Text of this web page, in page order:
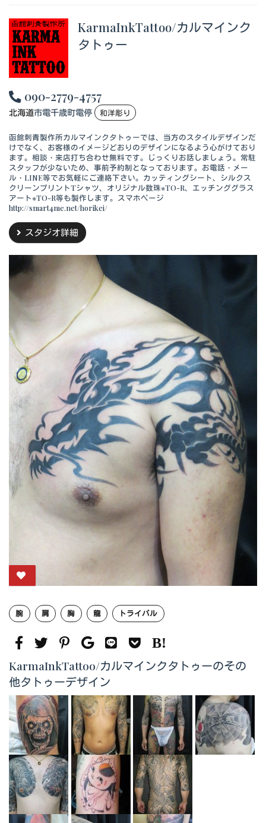
KarmaInkTattoo/カルマインク
タトゥー
090-2779-4757
北海道市電千歳町電停 和洋彫り
函館刺青製作所カルマインクタトゥーでは、当方のスタイルデザインだ
けでなく、お客様のイメージどおりのデザインになるよう心がけており
ます。相談・来店打ち合わせ無料です。じっくりお話しましょう。常駐
スタッフが少ないため、事前予約制となっております。お電話・メー
ル・LINE等でお気軽にご連絡下さい。カッティングシート、シルクス
クリーンプリントTシャツ、オリジナル数珠※TO-R、エッチンググラス
アート※TO-R等も製作します。スマホページ
http://smart4me.net/horikei/
スタジオ詳細
腕 肩 胸 龍 トライバル
KarmaInkTattoo/カルマインクタトゥーのその
他タトゥーデザイン